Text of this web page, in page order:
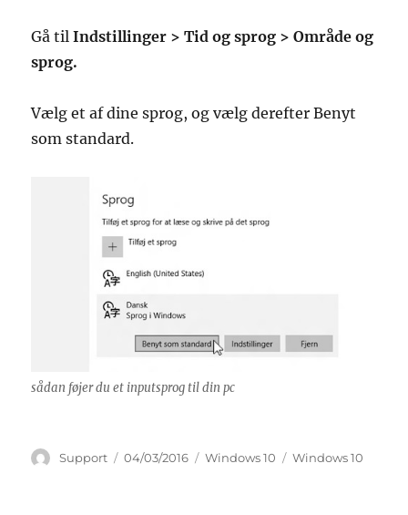
Gå til Indstillinger > Tid og sprog > Område og
sprog.
Vælg et af dine sprog, og vælg derefter Benyt
som standard.
sådan føjer du et inputsprog til din pc
Forfatter
Support Udgivet
04/03/2016 Kategorier
Windows 10 Tags
Windows 10